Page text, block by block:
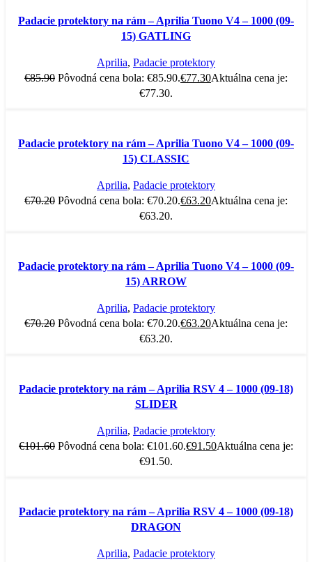
Padacie protektory na rám – Aprilia Tuono V4 – 1000 (09-
15) GATLING
Aprilia, Padacie protektory
€85.90 Pôvodná cena bola: €85.90.€77.30Aktuálna cena je:
€77.30.
Padacie protektory na rám – Aprilia Tuono V4 – 1000 (09-
15) CLASSIC
Aprilia, Padacie protektory
€70.20 Pôvodná cena bola: €70.20.€63.20Aktuálna cena je:
€63.20.
Padacie protektory na rám – Aprilia Tuono V4 – 1000 (09-
15) ARROW
Aprilia, Padacie protektory
€70.20 Pôvodná cena bola: €70.20.€63.20Aktuálna cena je:
€63.20.
Padacie protektory na rám – Aprilia RSV 4 – 1000 (09-18)
SLIDER
Aprilia, Padacie protektory
€101.60 Pôvodná cena bola: €101.60.€91.50Aktuálna cena je:
€91.50.
Padacie protektory na rám – Aprilia RSV 4 – 1000 (09-18)
DRAGON
Aprilia, Padacie protektory